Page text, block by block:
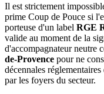
Il est strictement
prime Coup de Pouce si
porteuse d'un label RGE
valide au moment de la
d'accompagnateur neutre
de-Provence pour ne
décennales
par les foyers du secteur.